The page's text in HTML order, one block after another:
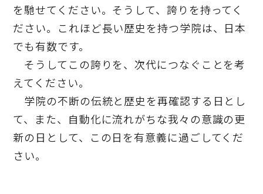
を馳せてください。そうして、誇りを持ってく
ださい。これほど長い歴史を持つ学院は、日本
でも有数です。
そうしてこの誇りを、次代につなぐことを考
えてください。
学院の不断の伝統と歴史を再確認する日とし
て、また、自動化に流れがちな我々の意識の更
新の日として、この日を有意義に過ごしてくだ
さい。